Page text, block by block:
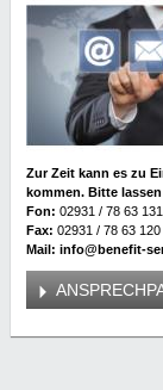
Zur Zeit kann es zu
kommen. Bitte
Fon: 02931 / 78 63 131
Fax: 02931 / 78 63 120
Mail: info@benefit-